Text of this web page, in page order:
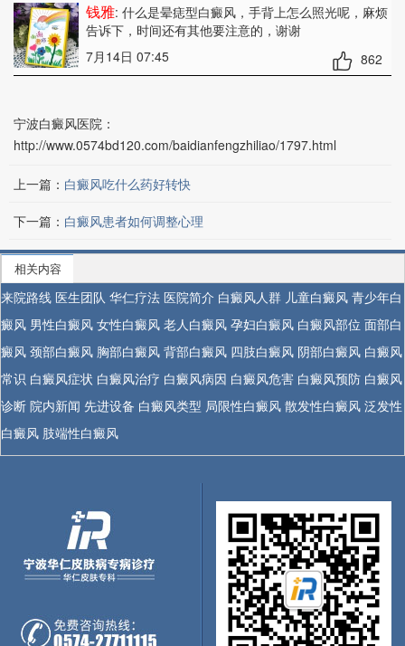
钱雅: 什么是晕痣型白癜风，手背上怎么照光呢，麻烦
告诉下，时间还有其他要注意的，谢谢
7月14日 07:45
862
宁波白癜风医院：
http://www.0574bd120.com/baidianfengzhiliao/1797.html
上一篇： 白癜风吃什么药好转快
下一篇： 白癜风患者如何调整心理
相关内容
来院路线 医生团队 华仁疗法 医院简介 白癜风人群 儿童白癜风 青少年白
癜风 男性白癜风 女性白癜风 老人白癜风 孕妇白癜风 白癜风部位 面部白
癜风 颈部白癜风 胸部白癜风 背部白癜风 四肢白癜风 阴部白癜风 白癜风
常识 白癜风症状 白癜风治疗 白癜风病因 白癜风危害 白癜风预防 白癜风
诊断 院内新闻 先进设备 白癜风类型 局限性白癜风 散发性白癜风 泛发性
白癜风 肢端性白癜风